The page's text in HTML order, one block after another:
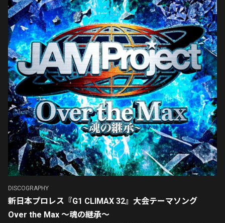
DISCOGRAPHY
新日本プロレス『G1 CLIMAX 32』大会テーマソング
Over the Max 〜魂の継承〜